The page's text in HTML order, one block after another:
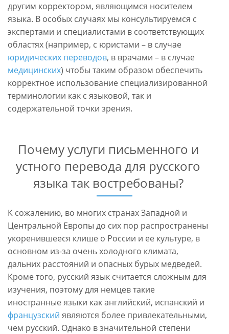
другим корректором, являющимся носителем
языка. В особых случаях мы консультируемся с
экспертами и специалистами в соответствующих
областях (например, с юристами – в случае
юридических переводов, в врачами – в случае
медицинских) чтобы таким образом обеспечить
корректное использование специализированной
терминологии как с языковой, так и
содержательной точки зрения.
Почему услуги письменного и
устного перевода для русского
языка так востребованы?
К сожалению, во многих странах Западной и
Центральной Европы до сих пор распространены
укоренившееся клише о России и ее культуре, в
основном из-за очень холодного климата,
дальних расстояний и опасных бурых медведей.
Кроме того, русский язык считается сложным для
изучения, поэтому для немцев такие
иностранные языки как английский, испанский и
французский являются более привлекательными,
чем русский. Однако в значительной степени